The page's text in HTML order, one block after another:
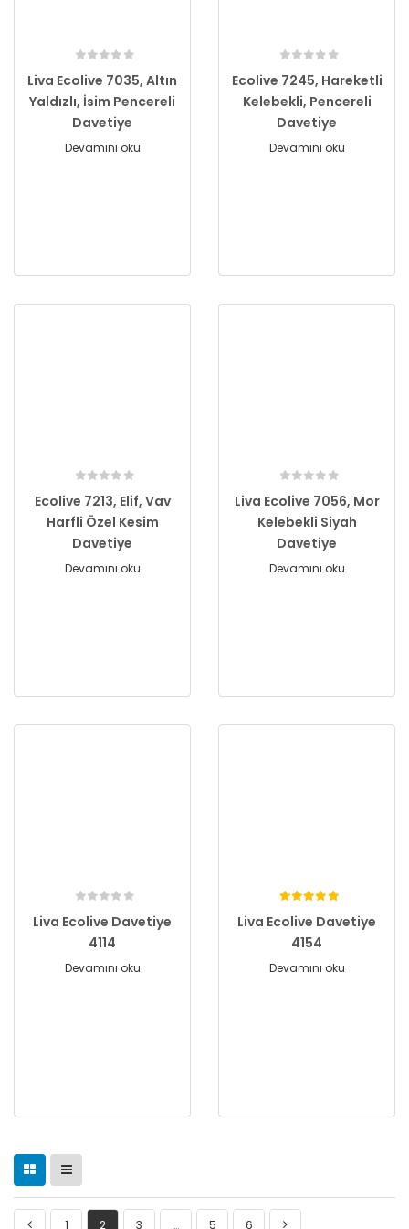
Liva Ecolive 7035, Altın
Yaldızlı, İsim Pencereli
Davetiye
Devamını oku
Ecolive 7245, Hareketli
Kelebekli, Pencereli
Davetiye
Devamını oku
Ecolive 7213, Elif, Vav
Harfli Özel Kesim
Davetiye
Devamını oku
Liva Ecolive 7056, Mor
Kelebekli Siyah
Davetiye
Devamını oku
Liva Ecolive Davetiye
4114
Devamını oku
Liva Ecolive Davetiye
4154
Devamını oku
1 2 3 … 5 6